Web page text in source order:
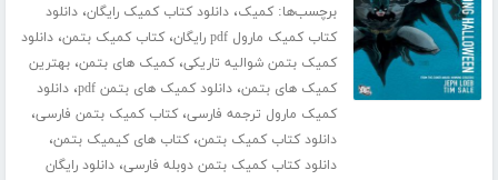
برچسب‌ها:کمیک،دانلود کتاب کمیک رایگان،دانلود
کتاب کمیک مارول pdf رایگان
،کتاب کمیک بتمن،دانلود
کمیک بتمن شوالیه تاریکی،کمیک های بتمن،بهترین
کمیک های بتمن،دانلود کمیک های بتمن pdf ،دانلود
کمیک مارول ترجمه فارسی،کتاب کمیک بتمن فارسی،
دانلود کتاب کمیک بتمن،کتاب های کیمیک بتمن،
دانلود کتاب کمیک بتمن دوبله فارسی،دانلود رایگان